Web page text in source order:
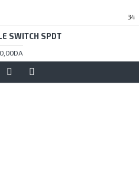
34
SWITCH SPDT